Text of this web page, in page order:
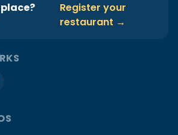
Register your
restaurant →